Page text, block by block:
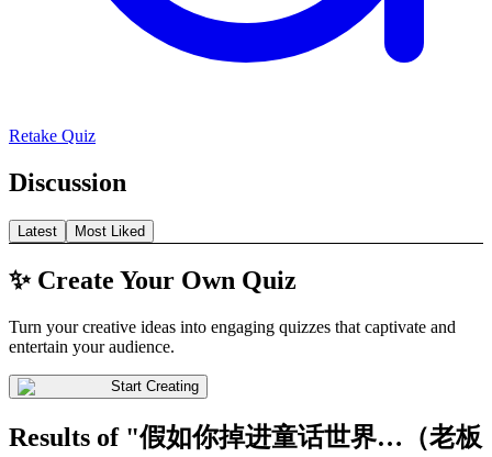
Retake Quiz
Discussion
Latest Most Liked
✨ Create Your Own Quiz
Turn your creative ideas into engaging quizzes that captivate and
entertain your audience.
Start Creating
Results of "假如你掉进童话世界…（老板